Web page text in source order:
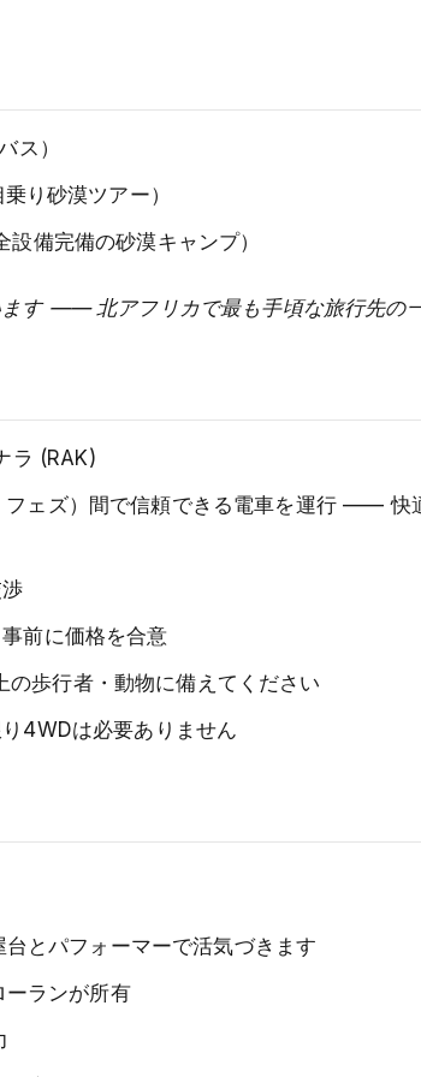
ス）
り砂漠ツアー）
備完備の砂漠キャンプ）
す —— 北アフリカで最も手頃な旅行先の一
ラ (RAK)
フェズ）間で信頼できる電車を運行 —— 快
前に価格を合意
歩行者・動物に備えてください
4WDは必要ありません
とパフォーマーで活気づきます
ーランが所有